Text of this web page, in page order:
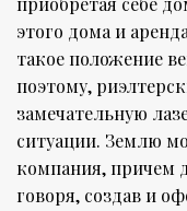
этого дома и
такое положение
поэтому,
замечательную
ситуации. Землю
компания, причем
говоря, создав и